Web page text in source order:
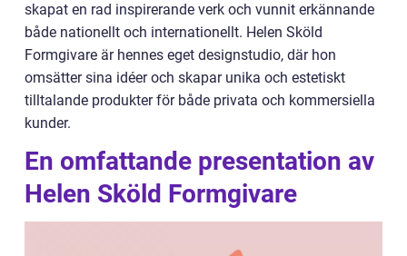
skapat en rad inspirerande verk och vunnit erkännande
både nationellt och internationellt. Helen Sköld
Formgivare är hennes eget designstudio, där hon
omsätter sina idéer och skapar unika och estetiskt
tilltalande produkter för både privata och kommersiella
kunder.
En omfattande presentation av
Helen Sköld Formgivare